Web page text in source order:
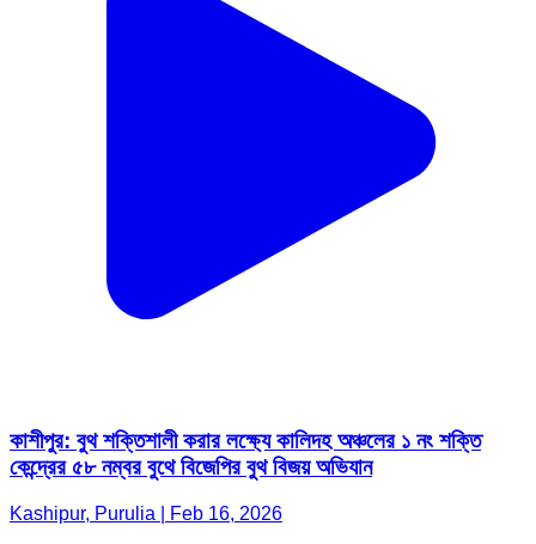
কাশীপুর: বুথ শক্তিশালী করার লক্ষ্যে কালিদহ অঞ্চলের ১ নং শক্তি
কেন্দ্রের ৫৮ নম্বর বুথে বিজেপির বুথ বিজয় অভিযান
Kashipur, Purulia | Feb 16, 2026